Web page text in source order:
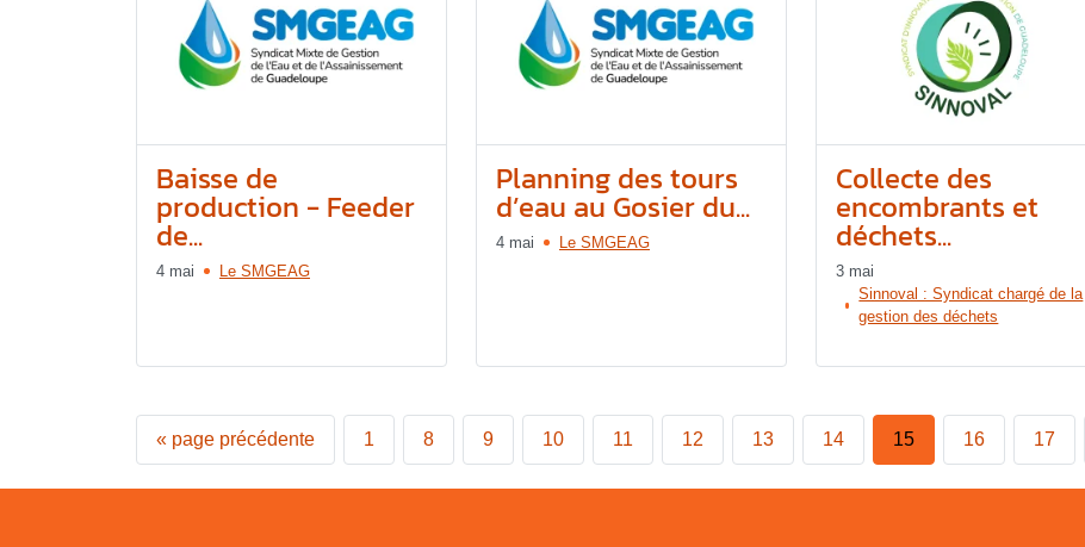
Baisse de
production - Feeder
de...
4 mai Le SMGEAG
Planning des tours
d’eau au Gosier du...
4 mai Le SMGEAG
Collecte des
encombrants et
déchets...
3 mai
Sinnoval : Syndicat chargé de la
gestion des déchets
« page précédente 1 8 9 10 11 12 13 14 15 16 17